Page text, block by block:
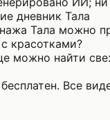
дневник Тала
Тала можно
красотками?
можно найти
Все